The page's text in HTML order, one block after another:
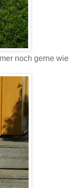
noch gerne wie